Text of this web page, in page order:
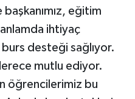
eğitim
ihtiyaç
desteği sağlıyor.
mutlu ediyor.
öğrencilerimiz bu